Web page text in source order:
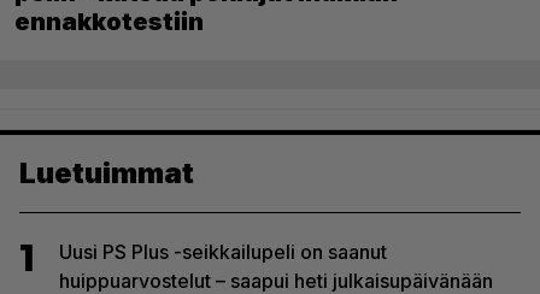
ennakkotestiin
Luetuimmat
1
Uusi PS Plus -seikkailupeli on saanut
huippuarvostelut – saapui heti julkaisupäivänään